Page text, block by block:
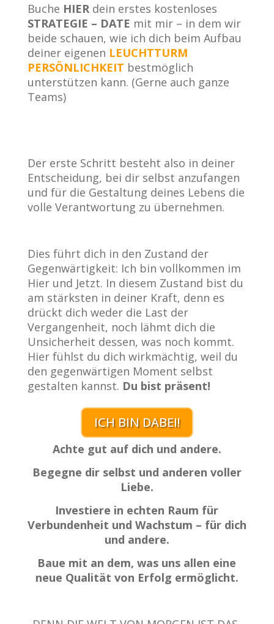
Buche HIERdein erstes kostenloses
STRATEGIE – DATE mit mir – in dem wir
beide schauen, wie ich dich beim Aufbau
deiner eigenen LEUCHTTURM
PERSÖNLICHKEIT bestmöglich
unterstützen kann. (Gerne auch ganze
Teams)
Der erste Schritt besteht also in deiner
Entscheidung, bei dir selbst anzufangen
und für die Gestaltung deines Lebens die
volle Verantwortung zu übernehmen.
Dies führt dich in den Zustand der
Gegenwärtigkeit: Ich bin vollkommen im
Hier und Jetzt. In diesem Zustand bist du
am stärksten in deiner Kraft, denn es
drückt dich weder die Last der
Vergangenheit, noch lähmt dich die
Unsicherheit dessen, was noch kommt.
Hier fühlst du dich wirkmächtig, weil du
den gegenwärtigen Moment selbst
gestalten kannst. Du bist präsent!
ICH BIN DABEI!
Achte gut auf dich und andere.
Begegne dir selbst und anderen voller
Liebe.
Investiere in echten Raum für
Verbundenheit und Wachstum – für dich
und andere.
Baue mit an dem, was uns allen eine
neue Qualität von Erfolg ermöglicht.